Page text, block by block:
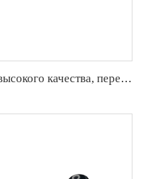
Оптовый производитель высокого качества, передняя нижняя контрольная рука для BMW X3 G08 OE 31106890903 31106890904 31106870977